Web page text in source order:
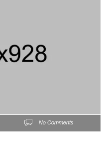
No Comments